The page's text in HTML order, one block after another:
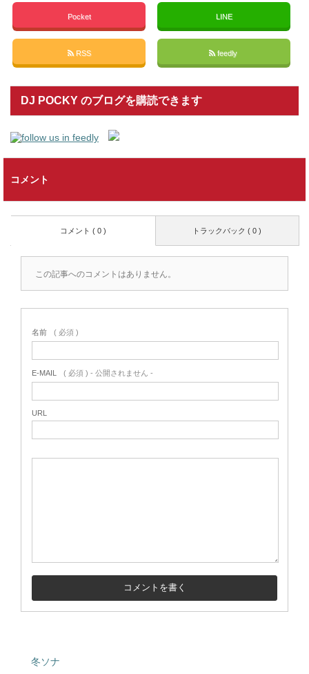
Pocket LINE
RSS feedly
DJ POCKY のブログを購読できます
コメント
トラックバック ( 0 )
コメント ( 0 )
この記事へのコメントはありません。
名前 ( 必須 )
E-MAIL ( 必須 ) - 公開されません -
URL
冬ソナ